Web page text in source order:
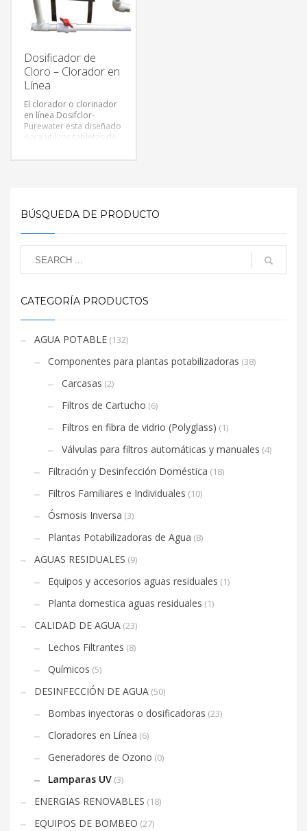
Dosificador de
Cloro – Clorador en
Línea
El clorador o clorinador
en línea Dosifclor-
Purewater esta diseñado
para utilizar tabletas de
de cloro la cual es
con mínima intervención
del operario.
BÚSQUEDA DE PRODUCTO
CATEGORÍA PRODUCTOS
AGUA POTABLE (132)
Componentes para plantas potabilizadoras (38)
Carcasas (2)
Filtros de Cartucho (6)
Filtros en fibra de vidrio (Polyglass) (1)
Válvulas para filtros automáticas y manuales (4)
Filtración y Desinfección Doméstica (18)
Filtros Familiares e Individuales (10)
Ósmosis Inversa (3)
Plantas Potabilizadoras de Agua (8)
AGUAS RESIDUALES (9)
Equipos y accesorios aguas residuales (1)
Planta domestica aguas residuales (1)
CALIDAD DE AGUA (23)
Lechos Filtrantes (8)
Químicos (5)
DESINFECCIÓN DE AGUA (50)
Bombas inyectoras o dosificadoras (23)
Cloradores en Línea (6)
Generadores de Ozono (0)
Lamparas UV (3)
ENERGIAS RENOVABLES (18)
EQUIPOS DE BOMBEO (27)